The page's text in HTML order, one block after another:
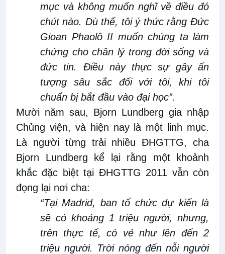
mục và không muốn nghĩ về điều đó
chút nào. Dùthế, tôi ý thức rằng Đức
Gioan Phaolô II muốn chúng talàm
chứng cho chân lýtrong đời sống và
đức tin. Điềunày thực sựgây ấn
tượng sâu sắc đối với tôi, khi tôi
chuẩn bị bắt đầu vào đại học”.
Mười năm sau, Bjorn Lundberg gia nhập
Chủng viện, và hiện nay là một linh mục.
Là người từng trải nhiều ĐHGTTG, cha
Bjorn Lundberg kể lại rằng một khoảnh
khắc đặc biệt tại ĐHGTTG 2011 vẫn còn
đọng lại nơi cha:
“Tại Madrid, ban tổ chức dự kiến là
sẽ có khoảng 1 triệu người, nhưng,
trên thực tế, có vẻ như lên đến 2
triệu người. Trời nóng đến nỗingười